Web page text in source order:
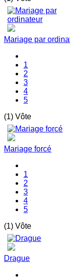
Mariage par
1
2
3
4
5
(1) Vôte
Mariage forcé
1
2
3
4
5
(1) Vôte
Drague